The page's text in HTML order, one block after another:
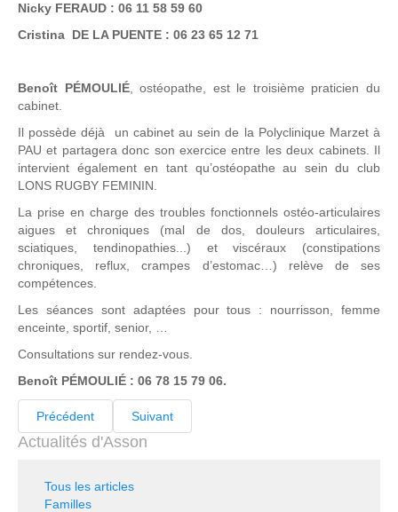
Nicky FERAUD : 06 11 58 59 60
Cristina DE LA PUENTE : 06 23 65 12 71
Benoît PÉMOULIÉ, ostéopathe, est le troisième praticien du
cabinet.
Il possède déjà un cabinet au sein de la Polyclinique Marzet à
PAU et partagera donc son exercice entre les deux cabinets. Il
intervient également en tant qu’ostéopathe au sein du club
LONS RUGBY FEMININ.
La prise en charge des troubles fonctionnels ostéo-articulaires
aigues et chroniques (mal de dos, douleurs articulaires,
sciatiques, tendinopathies...) et viscéraux (constipations
chroniques, reflux, crampes d’estomac…) relève de ses
compétences.
Les séances sont adaptées pour tous : nourrisson, femme
enceinte, sportif, senior, …
Consultations sur rendez-vous.
Benoît PÉMOULIÉ : 06 78 15 79 06.
Précédent Suivant
Actualités d'Asson
Tous les articles
Familles